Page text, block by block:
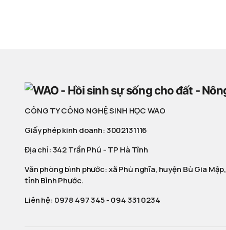
CÔNG TY CÔNG NGHỆ SINH HỌC WAO
Giấy phép kinh doanh: 3002131116
Địa chỉ: 342 Trần Phú - TP Hà Tĩnh
Văn phòng bình phước: xã Phú nghĩa, huyện Bù Gia Mập,
tỉnh Bình Phước.
Liên hệ: 0978 497 345-094 331 0234